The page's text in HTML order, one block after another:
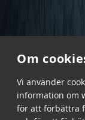
Om
Vi använder
information om
för att förbättra